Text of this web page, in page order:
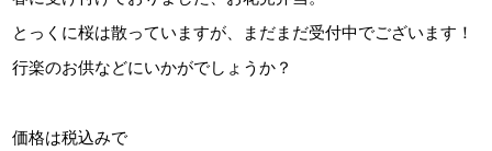
トップページ
お知らせ
とっくに桜は散っていますが、まだまだ受付中でございます！
行楽のお供などにいかがでしょうか？
価格は税込みで